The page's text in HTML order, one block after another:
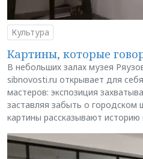
Культура
Картины, которые
В небольших залах музея
sibnovosti.ru открывает для
мастеров: экспозиция
заставляя забыть о городском
картины рассказывают